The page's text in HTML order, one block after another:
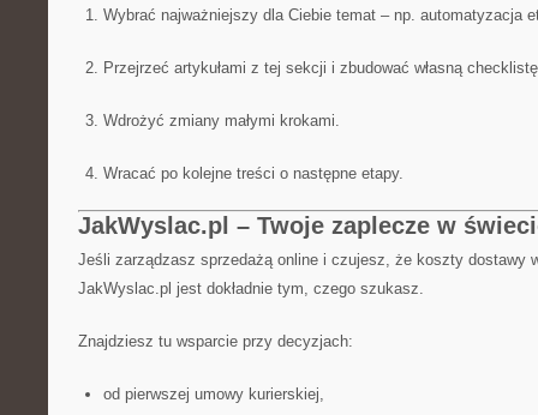
Wybrać najważniejszy dla Ciebie temat – np. automatyzacja
Przejrzeć artykułami z tej sekcji i zbudować własną
Wdrożyć zmiany małymi krokami.
Wracać po kolejne treści o następne etapy.
JakWyslac.pl – Twoje zaplecze w
Jeśli zarządzasz sprzedażą online i czujesz, że koszty dostawy
JakWyslac.pl jest dokładnie tym, czego szukasz.
Znajdziesz tu wsparcie przy decyzjach:
od pierwszej umowy kurierskiej,